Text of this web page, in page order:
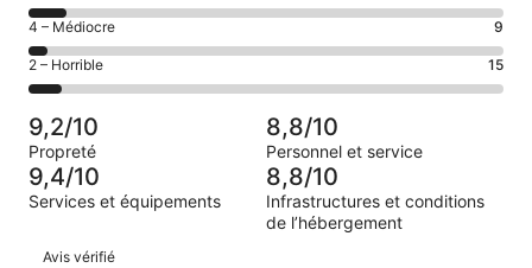
(Excellent),
d’après 139 avis
sur 222.
de 8
(Bien),
d’après 41 avis
sur 222.
des
voyageurs
de 6
(Satisfaisant),
sur 222.
Note
des
voyageurs
de 4
(Médiocre),
d’après 9 avis
sur 222.
4 – Médiocre 9
Note
des
voyageurs
de 2
(Horrible),
d’après 15 avis
sur 222.
2 – Horrible 15
9,2/10
Propreté
8,8/10
Personnel et service
9,4/10
Services et équipements
8,8/10
Infrastructures et conditions
de l’hébergement
Avis
Avis vérifié